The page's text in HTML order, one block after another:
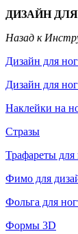
ДИЗАЙН
Назад к
Дизайн для
Дизайн для
Наклейки на
Стразы
Трафареты для
Фимо для
Фольга для
Формы 3D